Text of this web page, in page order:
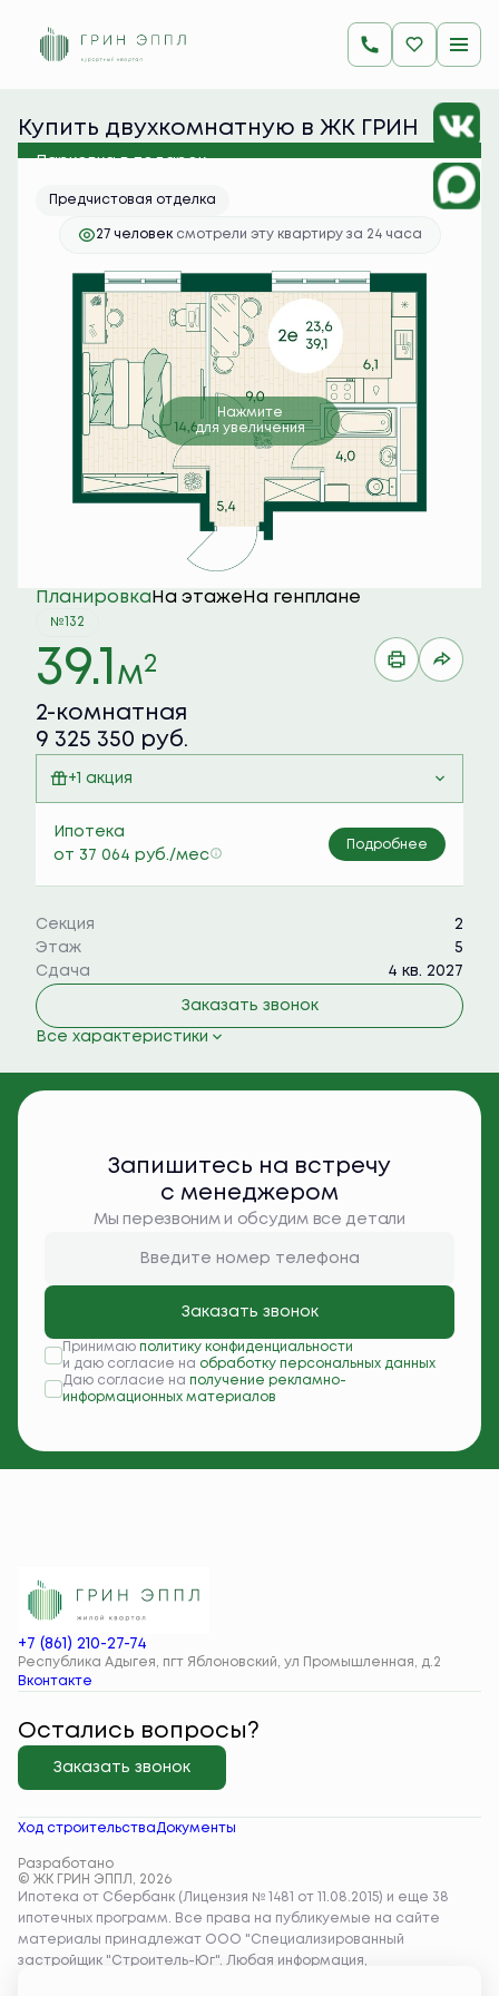
2-комнатная 39.1 м
9 325 350 руб.
Ипотека от 37 064 руб./мес.
Купить двухкомнатную в ЖК ГРИН
ЭППЛ
Парковка в подарок
Предчистовая отделка
27 человек смотрели эту квартиру за 24 часа
Нажмите
для увеличения
Планировка На этаже На генплане
№132
39.1 м2
2-комнатная
9 325 350 руб.
+1 акция
Ипотека
от 37 064 руб./мес
Подробнее
Секция
2
Этаж
5
Сдача
4 кв. 2027
Заказать звонок
Все характеристики
Запишитесь на встречу
с менеджером
Мы перезвоним и обсудим все детали
Заказать звонок
Принимаю политику конфиденциальности
и даю согласие на обработку персональных данных
Даю согласие на получение рекламно-
информационных материалов
+7 (861) 210-27-74
Республика Адыгея, пгт Яблоновский, ул Промышленная, д.2
Вконтакте
Ход строительстваДокументы
Разработано
© ЖК ГРИН ЭППЛ, 2026
Остались вопросы?
Заказать звонок